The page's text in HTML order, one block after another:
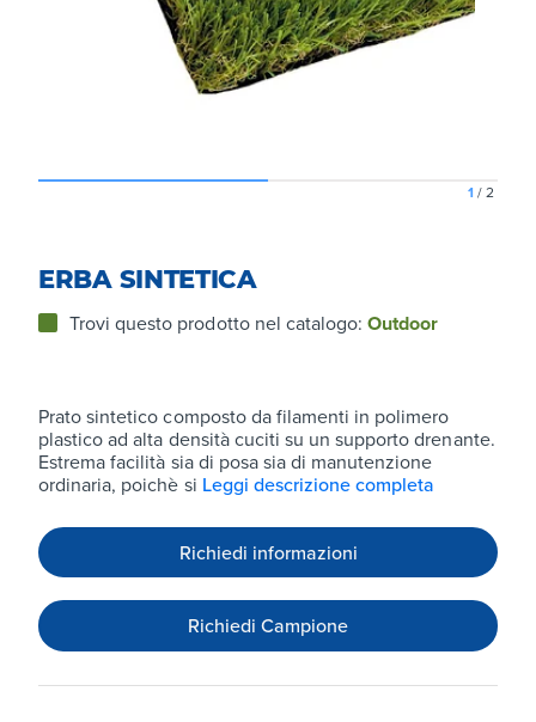
1 /2
ERBA SINTETICA
Trovi questo prodotto nel catalogo:Outdoor
Prato sintetico composto da filamenti in polimero
plastico ad alta densità cuciti su un supporto drenante.
Estrema facilità sia di posa sia di manutenzione
ordinaria, poichè si Leggi descrizione completa
Richiedi informazioni
Richiedi Campione